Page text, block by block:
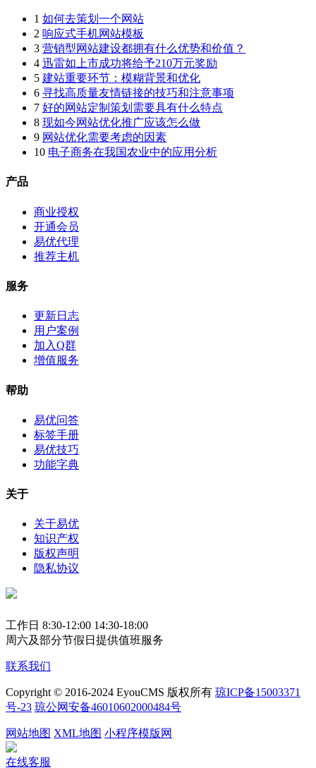
1 如何去策划一个网站
2 响应式手机网站模板
3 营销型网站建设都拥有什么优势和价值？
4 迅雷如上市成功将给予210万元奖励
5 建站重要环节：模糊背景和优化
6 寻找高质量友情链接的技巧和注意事项
7 好的网站定制策划需要具有什么特点
8 现如今网站优化推广应该怎么做
9 网站优化需要考虑的因素
10 电子商务在我国农业中的应用分析
产品
商业授权
开通会员
易优代理
推荐主机
服务
更新日志
用户案例
加入Q群
增值服务
帮助
易优问答
标签手册
易优技巧
功能字典
关于
关于易优
知识产权
版权声明
隐私协议
工作日 8:30-12:00 14:30-18:00
周六及部分节假日提供值班服务
联系我们
Copyright © 2016-2024 EyouCMS 版权所有 琼ICP备15003371
号-23 琼公网安备46010602000484号
网站地图 XML地图 小程序模版网
在线客服